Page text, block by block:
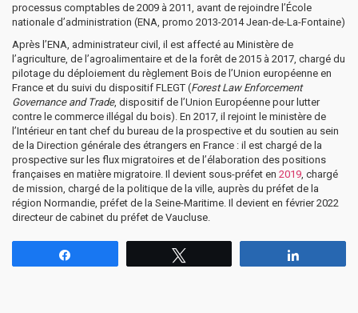
processus comptables de 2009 à 2011, avant de rejoindre l’École
nationale d’administration (ENA, promo 2013-2014 Jean-de-La-Fontaine)
Après l’ENA, administrateur civil, il est affecté au Ministère de
l’agriculture, de l’agroalimentaire et de la forêt de 2015 à 2017, chargé du
pilotage du déploiement du règlement Bois de l’Union européenne en
France et du suivi du dispositif FLEGT (Forest Law Enforcement
Governance and Trade, dispositif de l’Union Européenne pour lutter
contre le commerce illégal du bois). En 2017, il rejoint le ministère de
l’Intérieur en tant chef du bureau de la prospective et du soutien au sein
de la Direction générale des étrangers en France : il est chargé de la
prospective sur les flux migratoires et de l’élaboration des positions
françaises en matière migratoire. Il devient sous-préfet en 2019 , chargé
de mission, chargé de la politique de la ville, auprès du préfet de la
région Normandie, préfet de la Seine-Maritime. Il devient en février 2022
directeur de cabinet du préfet de Vaucluse.